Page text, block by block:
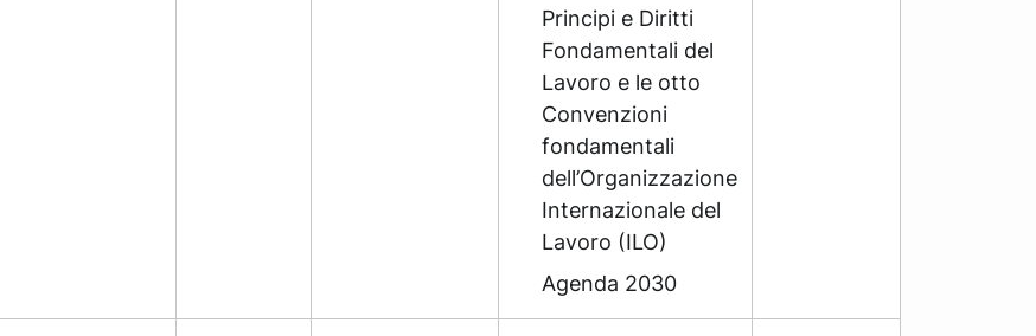
Principi e Diritti
Fondamentali del
Lavoro e le otto
Convenzioni
fondamentali
dell’Organizzazione
Internazionale del
Lavoro (ILO)
Agenda 2030